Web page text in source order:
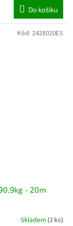
Do košíku
- 20m
Skladem (2 ks)
Kód: 2428020ES